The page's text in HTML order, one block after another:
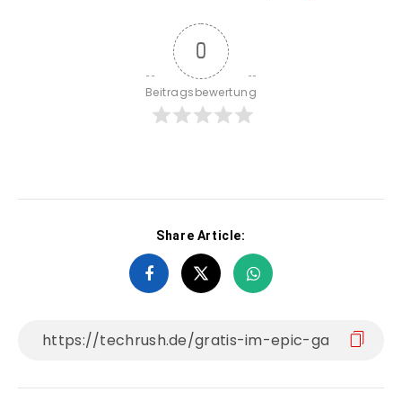
0
Beitragsbewertung
Share Article: